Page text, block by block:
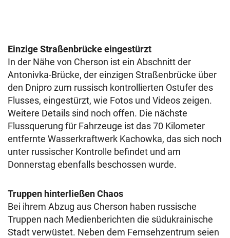
Einzige Straßenbrücke eingestürzt
In der Nähe von Cherson ist ein Abschnitt der
Antonivka-Brücke, der einzigen Straßenbrücke über
den Dnipro zum russisch kontrollierten Ostufer des
Flusses, eingestürzt, wie Fotos und Videos zeigen.
Weitere Details sind noch offen. Die nächste
Flussquerung für Fahrzeuge ist das 70 Kilometer
entfernte Wasserkraftwerk Kachowka, das sich noch
unter russischer Kontrolle befindet und am
Donnerstag ebenfalls beschossen wurde.
Truppen hinterließen Chaos
Bei ihrem Abzug aus Cherson haben russische
Truppen nach Medienberichten die südukrainische
Stadt verwüstet. Neben dem Fernsehzentrum seien